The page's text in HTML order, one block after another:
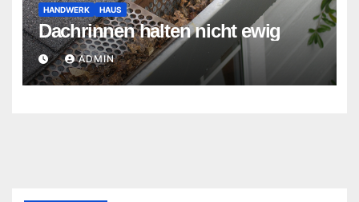
HANDWERK HAUS
Dachrinnen halten nicht ewig
ADMIN